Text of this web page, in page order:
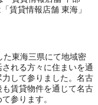
賃貸情報店舗 東海」
た東海三県にて地域密
れる方々に住まいを通
して参りました。名古
賃貸物件を通じて名古
参ります。